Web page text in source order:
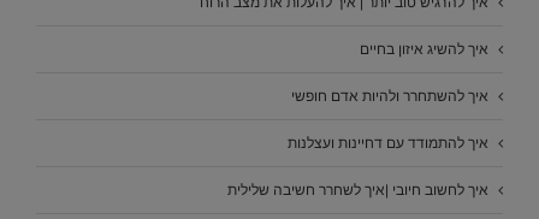
איך להשיג איזון בחיים
איך להשתחרר ולהיות אדם חופשי
איך להתמודד עם דחיינות ועצלנות
איך לחשוב חיובי |איך לשחרר חשיבה שלילית